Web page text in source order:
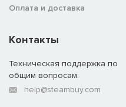
Оплата и доставка
Контакты
Техническая поддержка по
общим вопросам:
help@steambuy.com